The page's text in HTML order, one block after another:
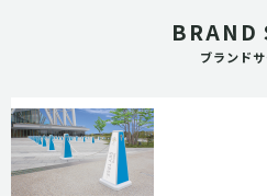
BRAND
ブランド